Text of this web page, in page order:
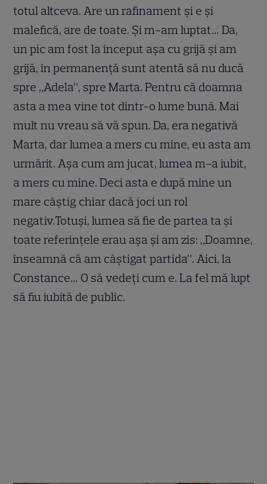
totul altceva. Are un rafinament și e și
malefică, are de toate. Și m-am luptat… Da,
un pic am fost la început așa cu grijă și am
grijă, în permanență sunt atentă să nu ducă
spre „Adela”, spre Marta. Pentru că doamna
asta a mea vine tot dintr-o lume bună. Mai
mult nu vreau să vă spun. Da, era negativă
Marta, dar lumea a mers cu mine, eu asta am
urmărit. Așa cum am jucat, lumea m-a iubit,
a mers cu mine. Deci asta e după mine un
mare câștig chiar dacă joci un rol
negativ.Totuși, lumea să fie de partea ta și
toate referințele erau așa și am zis: „Doamne,
înseamnă că am câștigat partida”. Aici, la
Constance… O să vedeți cum e. La fel mă lupt
să fiu iubită de public.